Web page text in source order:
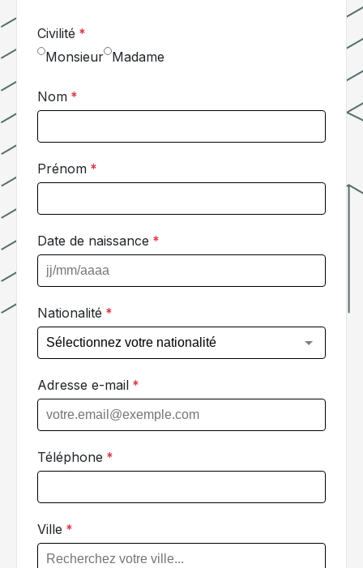
Civilité *
Monsieur Madame
Nom *
Prénom *
Date de naissance *
Nationalité *
Adresse e-mail *
Téléphone *
Ville *